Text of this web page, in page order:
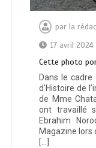
par la
17 avril 2024
Cette photo
Dans le cadre
d’Histoire de
de Mme
ont travaillé
Ebrahim
Magazine lors
[…]